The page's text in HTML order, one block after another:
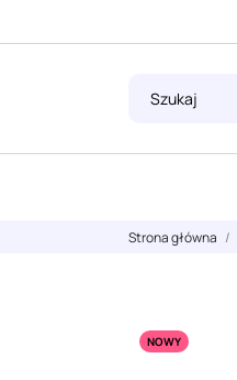
Strona główna
NOWY